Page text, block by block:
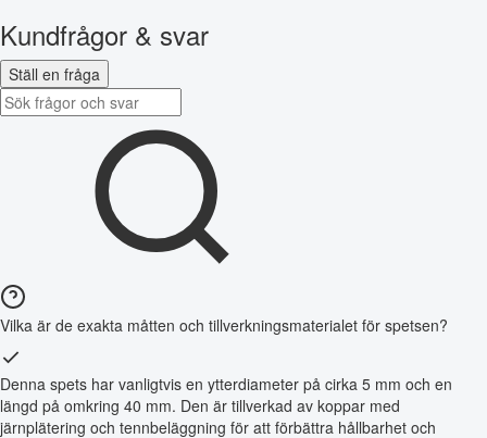
Kundfrågor & svar
Ställ en fråga
Vilka är de exakta måtten och tillverkningsmaterialet för spetsen?
Denna spets har vanligtvis en ytterdiameter på cirka 5 mm och en
längd på omkring 40 mm. Den är tillverkad av koppar med
järnplätering och tennbeläggning för att förbättra hållbarhet och